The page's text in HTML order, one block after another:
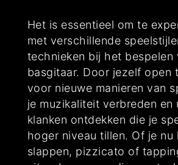
Het is essentieel om te
met verschillende
technieken bij het bespelen
basgitaar. Door jezelf open
voor nieuwe manieren van
je muzikaliteit verbreden en
klanken ontdekken die je
hoger niveau tillen. Of je nu
slappen, pizzicato of